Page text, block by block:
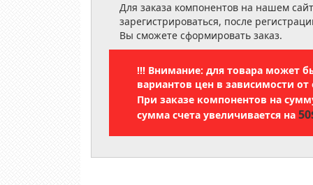
Для заказа компонентов на нашем
зарегистрироваться, после
Вы сможете сформировать заказ.
!!! Внимание: для товара может
вариантов цен в зависимости от
При заказе компонентов на
сумма счета увеличивается на